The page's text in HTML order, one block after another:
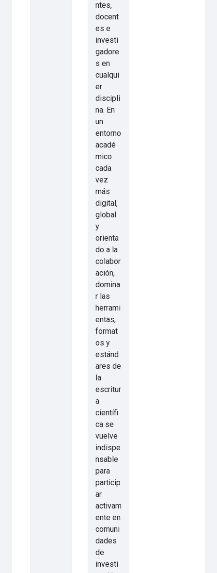
ntes,
docent
es e
investi
gadore
s en
cualqui
er
discipli
na. En
un
entorno
acadé
mico
cada
vez
más
digital,
global
y
orienta
do a la
colabor
ación,
domina
r las
herrami
entas,
format
os y
estánd
ares de
la
escritur
a
científi
ca se
vuelve
indispe
nsable
para
particip
ar
activam
ente en
comuni
dades
de
investi